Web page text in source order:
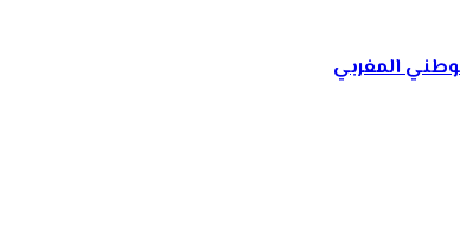
المغربي